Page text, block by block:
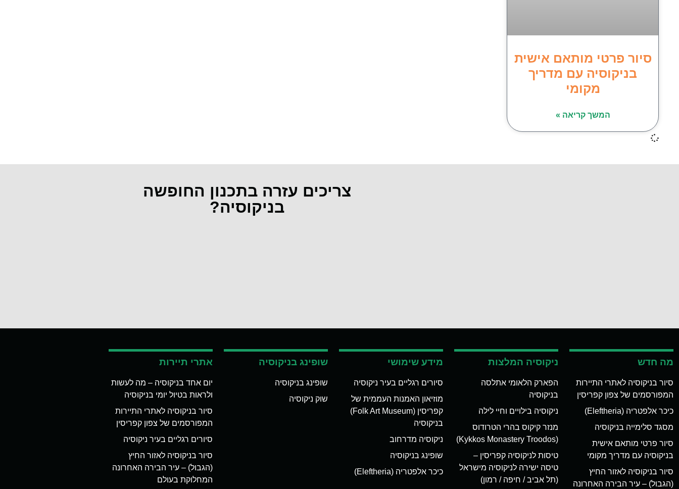
סיור פרטי מותאם אישית
בניקוסיה עם מדריך
מקומי
המשך קריאה »
צריכים עזרה בתכנון החופשה
בניקוסיה?
מה חדש
סיור בניקוסיה לאתרי התיירות
המפורסמים של צפון קפריסין
כיכר אלפטריה (Eleftheria)
מסגד סלימייה בניקוסיה
סיור פרטי מותאם אישית
בניקוסיה עם מדריך מקומי
סיור בניקוסיה לאזור החיץ
(הגבול) – עיר הבירה האחרונה
ניקוסיה המלצות
הפארק הלאומי אתלסה
בניקוסיה
ניקוסיה בילויים וחיי לילה
מנזר קיקוס בהרי הטרודוס
(Kykkos Monastery Troodos)
טיסות לניקוסיה קפריסין –
טיסה ישירה לניקוסיה מישראל
(תל אביב / חיפה / רמון)
מידע שימושי
סיורים רגליים בעיר ניקוסיה
מוזיאון האמנות העממית של
קפריסין (Folk Art Museum)
בניקוסיה
ניקוסיה מדרחוב
שופינג בניקוסיה
כיכר אלפטריה (Eleftheria)
שופינג בניקוסיה
שופינג בניקוסיה
שוק ניקוסיה
אתרי תיירות
יום אחד בניקוסיה – מה לעשות
ולראות בטיול יומי בניקוסיה
סיור בניקוסיה לאתרי התיירות
המפורסמים של צפון קפריסין
סיורים רגליים בעיר ניקוסיה
סיור בניקוסיה לאזור החיץ
(הגבול) – עיר הבירה האחרונה
המחלוקת בעולם